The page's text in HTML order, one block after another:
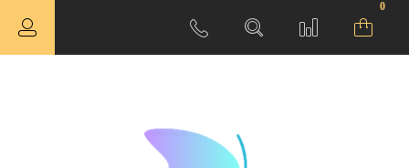
0